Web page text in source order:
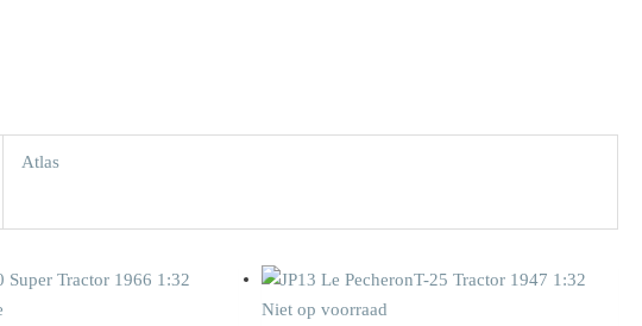
Atlas
Niet op voorraad